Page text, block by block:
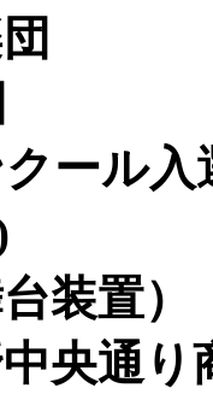
ール
装置）
央通り